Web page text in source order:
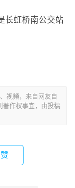
长虹桥南公交站
视频，来自网友自
著作权事宜，由投稿
赞